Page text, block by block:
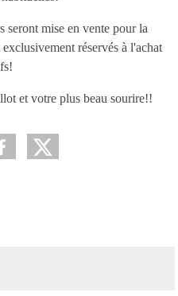
seront mise en vente pour la
réservés à l'achat
et votre plus beau sourire!!